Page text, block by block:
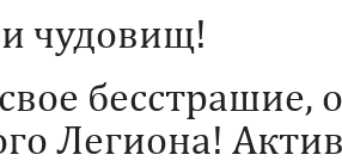
чудовищ!
бесстрашие,
Легиона!